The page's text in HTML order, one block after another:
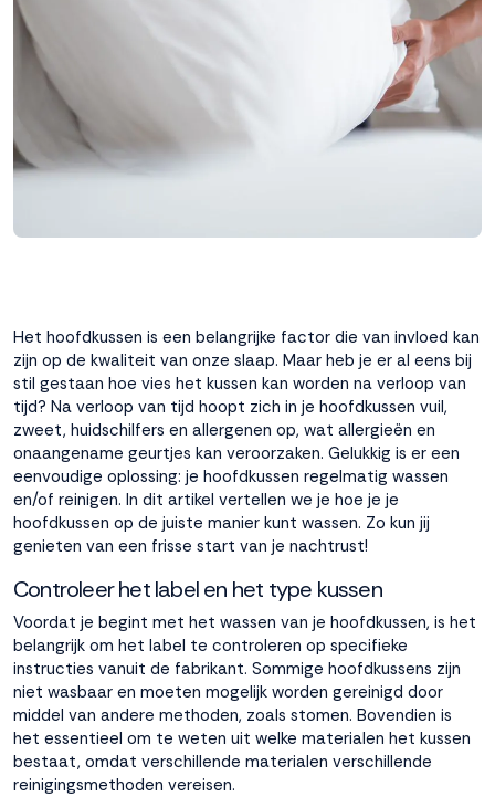
binnen en buiten
volgen. Dat doen we
legitiem en belangrijk,
anoniem. Meer
weten? LeesBekijk
dit overzicht voor
onze marketing
cookies. Kies je voor
Weigeren? Dan
plaatsen we alleen
functionele en
analytische cookies.
Accepteren
Het hoofdkussen is een belangrijke factor die van invloed kan
zijn op de kwaliteit van onze slaap. Maar heb je er al eens bij
stil gestaan hoe vies het kussen kan worden na verloop van
tijd? Na verloop van tijd hoopt zich in je hoofdkussen vuil,
zweet, huidschilfers en allergenen op, wat allergieën en
onaangename geurtjes kan veroorzaken. Gelukkig is er een
eenvoudige oplossing: je hoofdkussen regelmatig wassen
en/of reinigen. In dit artikel vertellen we je hoe je je
hoofdkussen op de juiste manier kunt wassen. Zo kun jij
genieten van een frisse start van je nachtrust!
Controleer het label en het type kussen
Voordat je begint met het wassen van je hoofdkussen, is het
belangrijk om het label te controleren op specifieke
instructies vanuit de fabrikant. Sommige hoofdkussens zijn
niet wasbaar en moeten mogelijk worden gereinigd door
middel van andere methoden, zoals stomen. Bovendien is
het essentieel om te weten uit welke materialen het kussen
bestaat, omdat verschillende materialen verschillende
reinigingsmethoden vereisen.